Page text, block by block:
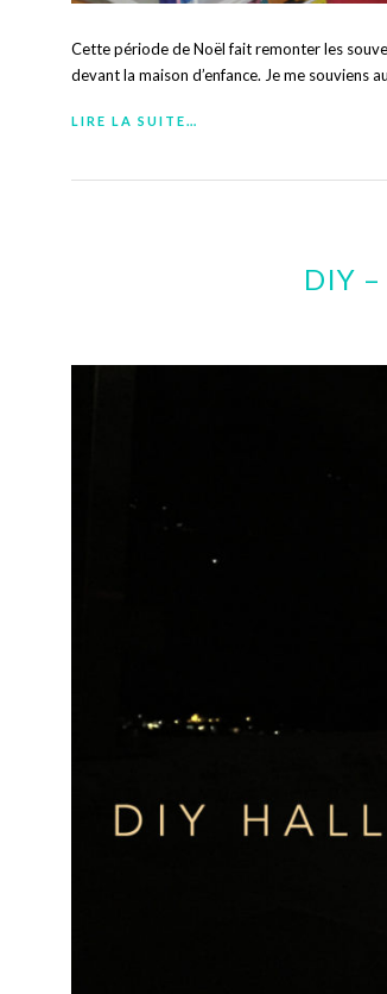
Cette période de Noël fait remonter les
devant la maison d’enfance. Je me souviens
LIRE LA SUITE…
DIY –